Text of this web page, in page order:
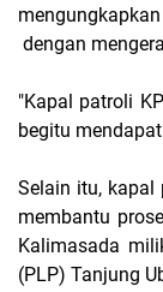
dengan
"Kapal patroli
begitu
Selain itu, kapal
membantu
Kalimasada
(PLP) Tanjung